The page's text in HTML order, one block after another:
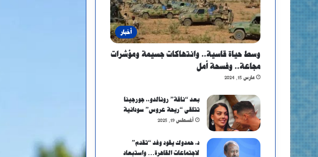
أخبار
وسط حياة قاسية.. وانتهاكات جسيمة ومؤشرات
مجاعة.. وفسحة أمل
مارس 15, 2024
بعد “ناقة” رونالدو.. جورجينا
تتلقى “ريحة عروس” سودانية
أغسطس 19, 2025
د. حمدوك يقود وفد “تقدم”
لاجتماعات القاهرة… واستبعاد